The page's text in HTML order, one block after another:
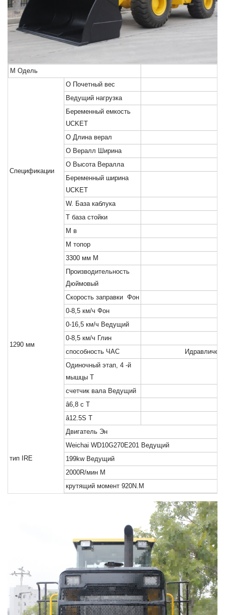
М Одель
Спецификации
О Почетный вес
Ведущий нагрузка
Беременный емкость
UCKET
О Длина верал
О Вералл Ширина
О Высота Вералла
Беременный ширина
UCKET
W. База каблука
Т база стойки
М в
М топор
3300 мм М
1290 мм
Производительность
Дюймовый
Скорость заправки Фон
0-8,5 км/ч Фон
0-16,5 км/ч Ведущий
0-8,5 км/ч Глин
способность ЧАС
Одиночный этап, 4 -й
мышцы Т
счетчик вала Ведущий
â6,8 с Т
â12.5S Т
тип IRE
Двигатель Эн
Weichai WD10G270E201 Ведущий
199kw Ведущий
2000R/мин М
крутящий момент 920N.M